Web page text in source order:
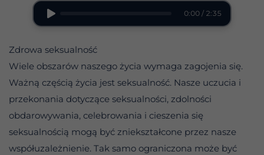
0:00 / 2:35
Zdrowa seksualność
Wiele obszarów naszego życia wymaga zagojenia się.
Ważną częścią życia jest seksualność. Nasze uczucia i
przekonania dotyczące seksualności, zdolności
obdarowywania, celebrowania i cieszenia się
seksualnością mogą być zniekształcone przez nasze
współuzależnienie. Tak samo ograniczona może być